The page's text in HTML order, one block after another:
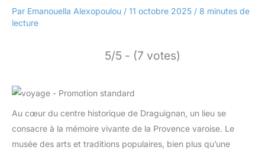
Par Emanouella Alexopoulou / 11 octobre 2025 / 8 minutes de
lecture
5/5 - (7 votes)
Au cœur du centre historique de Draguignan, un lieu se
consacre à la mémoire vivante de la Provence varoise. Le
musée des arts et traditions populaires, bien plus qu’une